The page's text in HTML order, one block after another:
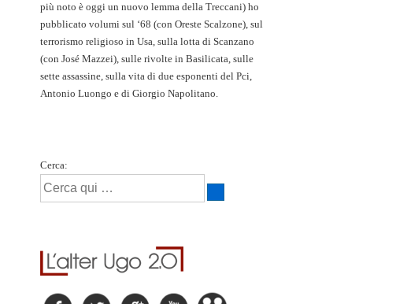
più noto è oggi un nuovo lemma della Treccani) ho
pubblicato volumi sul ‘68 (con Oreste Scalzone), sul
terrorismo religioso in Usa, sulla lotta di Scanzano
(con José Mazzei), sulle rivolte in Basilicata, sulle
sette assassine, sulla vita di due esponenti del Pci,
Antonio Luongo e di Giorgio Napolitano.
Cerca: